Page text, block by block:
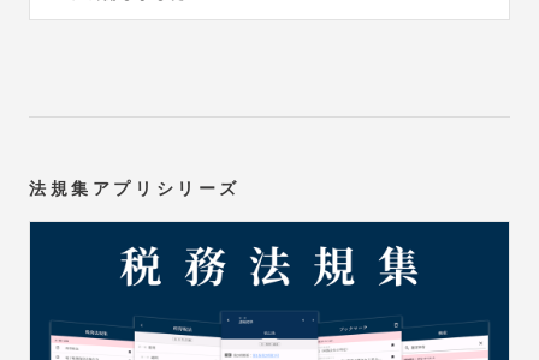
法規集アプリシリーズ